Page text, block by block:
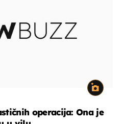
operacija: Ona je